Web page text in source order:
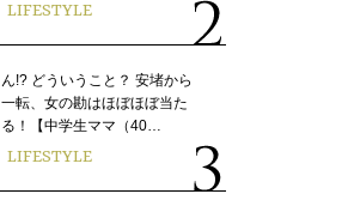
LIFESTYLE
ん!? どういうこと？ 安堵から
一転、女の勘はほぼほぼ当た
る！【中学生ママ（40…
LIFESTYLE